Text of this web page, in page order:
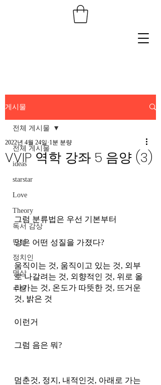
게시물
전체 게시물
ideas
starstar
Love
Theory
독서 감상
단상
정치인
명상
수행
전체 게시물
VVIP 역학 강좌 5 음양 (3)
2022년 4월 24일 1분 분량
그럼 분류법은 우선 기본부터
양은 어떤 성질을 가졌다?
움직이는 것, 움직이고 있는 것, 외부
로 나갈려는 것, 외향적인 것, 위로 올
라가는 것, 온도가 따뜻한 것, 뜨거운
것, 밝은 것
이런거
그럼 음은 뭐?
멈춘것, 정지, 내적인것, 아래로 가는